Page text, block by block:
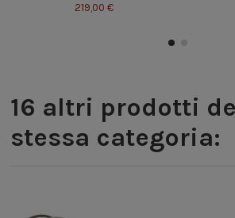
219,00 €
16 altri prodotti
stessa categoria: